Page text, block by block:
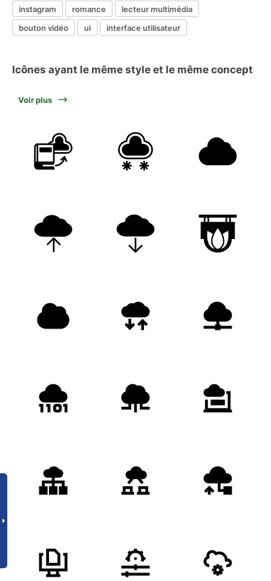
instagram
romance
lecteur multimédia
bouton vidéo
ui interface utilisateur
Icônes ayant le même style et le même concept
Voir plus